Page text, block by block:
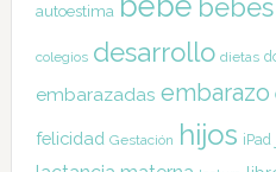
autoestima bebés
colegios desarrollo dietas
embarazadas embarazo
felicidad Gestación hijos iPad